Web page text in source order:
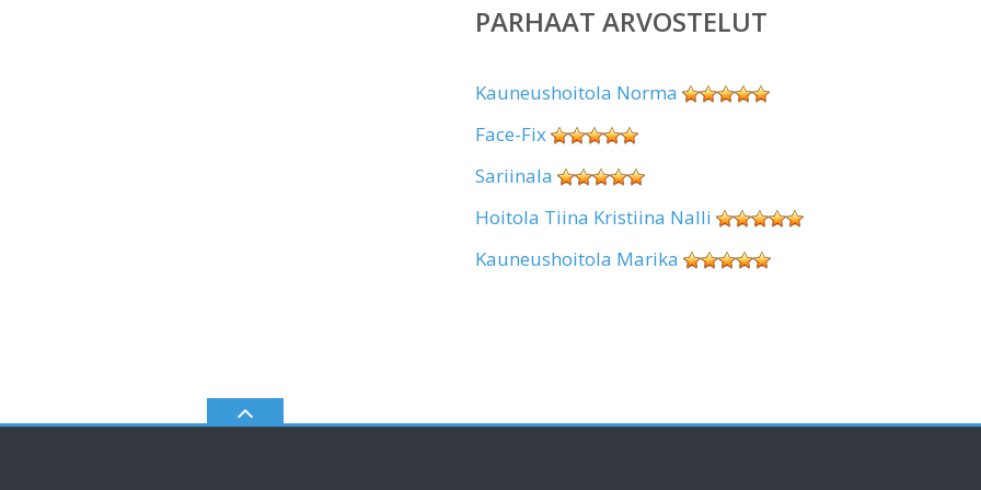
PARHAAT ARVOSTELUT
Kauneushoitola Norma
Face-Fix
Sariinala
Hoitola Tiina Kristiina Nalli
Kauneushoitola Marika